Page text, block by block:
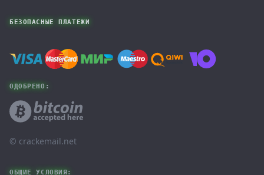
БЕЗОПАСНЫЕ ПЛАТЕЖИ
ОДОБРЕНО:
© ‌crackemail.net
ОБЩИЕ УСЛОВИЯ: